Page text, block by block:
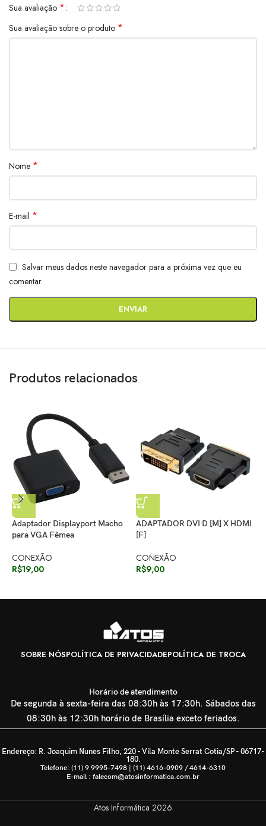
Sua avaliação *
Sua avaliação sobre o produto *
Nome *
E-mail *
Salvar meus dados neste navegador para a próxima vez que eu
comentar.
Produtos relacionados
Adaptador Displayport Macho
para VGA Fêmea
CONEXÃO
R$19,00
ADAPTADOR DVI D [M] X HDMI
[F]
CONEXÃO
R$9,00
SOBRE NÓSPOLÍTICA DE PRIVACIDADEPOLÍTICA DE TROCA
Horário de atendimento
De segunda à sexta-feira das 08:30h às 17:30h. Sábados das
08:30h às 12:30h horário de Brasília exceto feriados.
Endereço: R. Joaquim Nunes Filho, 220 - Vila Monte Serrat Cotia/SP - 06717-
180.
Telefone: (11) 9 9995-7498 | (11) 4616-0909 / 4614-6310
E-mail : falecom@atosinformatica.com.br
Atos Informática 2026